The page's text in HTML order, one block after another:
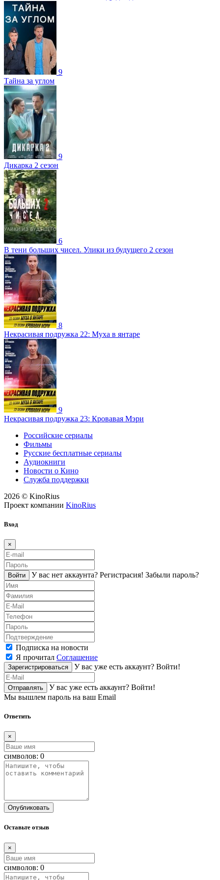
9
Тайна за углом
9
Дикарка 2 сезон
6
В тени больших чисел. Улики из будущего 2 сезон
8
Некрасивая подружка 22: Муха в янтаре
9
Некрасивая подружка 23: Кровавая Мэри
Российские сериалы
Фильмы
Русские бесплатные сериалы
Аудиокниги
Новости о Кино
Служба поддержки
2026 © KinoRius
Проект компании KinoRius
Вход
×
Войти У вас нет аккаунта? Регистраcия! Забыли пароль?
Подписка на новости
Я прочитал Соглашение
Зарегистрироваться У вас уже есть аккаунт? Войти!
Отправлять У вас уже есть аккаунт? Войти!
Мы вышлем пароль на ваш Email
Ответить
×
символов: 0
Опубликовать
Оставьте отзыв
×
символов: 0